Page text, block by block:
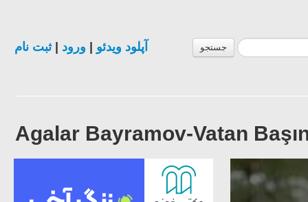
جستجو آپلود ویدئو ورود |ثبت نام
Agalar Bayramov-Vatan